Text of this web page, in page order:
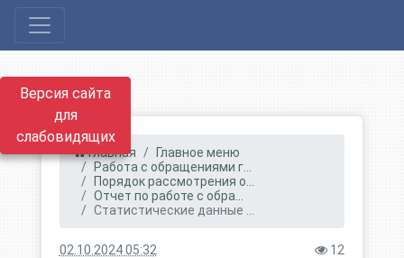
Версия сайта
для
слабовидящих
Главная
Главное меню
Работа с обращениями г...
Порядок рассмотрения о...
Отчет по работе с обра...
Статистические данные ...
02.10.2024 05:32 12